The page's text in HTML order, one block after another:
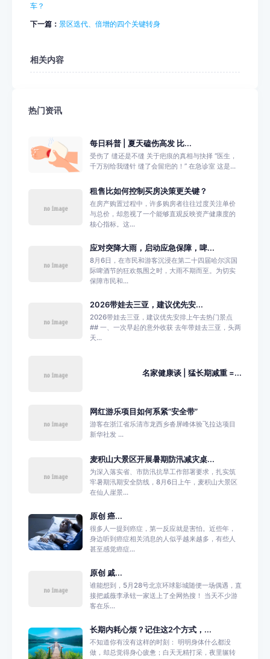
车？
下一篇： 景区迭代、倍增的四个关键转身
相关内容
热门资讯
每日科普 | 夏天磕伤高发 比...
受伤了 缝还是不缝 关于疤痕的真相与抉择 “医生，
千万别给我缝针 缝了会留疤的！” 在急诊室 这是...
租售比如何控制买房决策更关键？
在房产购置过程中，许多购房者往往过度关注单价
与总价，却忽视了一个能够直观反映资产健康度的
核心指标。这...
应对突降大雨，启动应急保障，啤...
8月6日，在市民和游客沉浸在第二十四届哈尔滨国
际啤酒节的狂欢氛围之时，大雨不期而至。为切实
保障市民和...
2026带娃去三亚，建议优先安...
2026带娃去三亚，建议优先安排上午去热门景点
## 一、一次早起的意外收获 去年带娃去三亚，头两
天...
名家健康谈 | 猛长期减重 =...
网红游乐项目如何系紧“安全带”
游客在浙江省乐清市龙西乡沓屏峰体验飞拉达项目
新华社发 ...
麦积山大景区开展暑期防汛减灾桌...
为深入落实省、市防汛抗旱工作部署要求，扎实筑
牢暑期汛期安全防线，8月6日上午，麦积山大景区
在仙人崖景...
原创 癌...
很多人一提到癌症，第一反应就是害怕。近些年，
身边听到癌症相关消息的人似乎越来越多，有些人
甚至感觉癌症...
原创 戚...
谁能想到，5月28号北京环球影城随便一场偶遇，直
接把戚薇李承铉一家送上了全网热搜！ 当天不少游
客在乐...
长期内耗心烦？记住这2个方式，...
不知道你有没有这样的时刻： 明明身体什么都没
做，却总觉得身心疲惫；白天无精打采，夜里辗转